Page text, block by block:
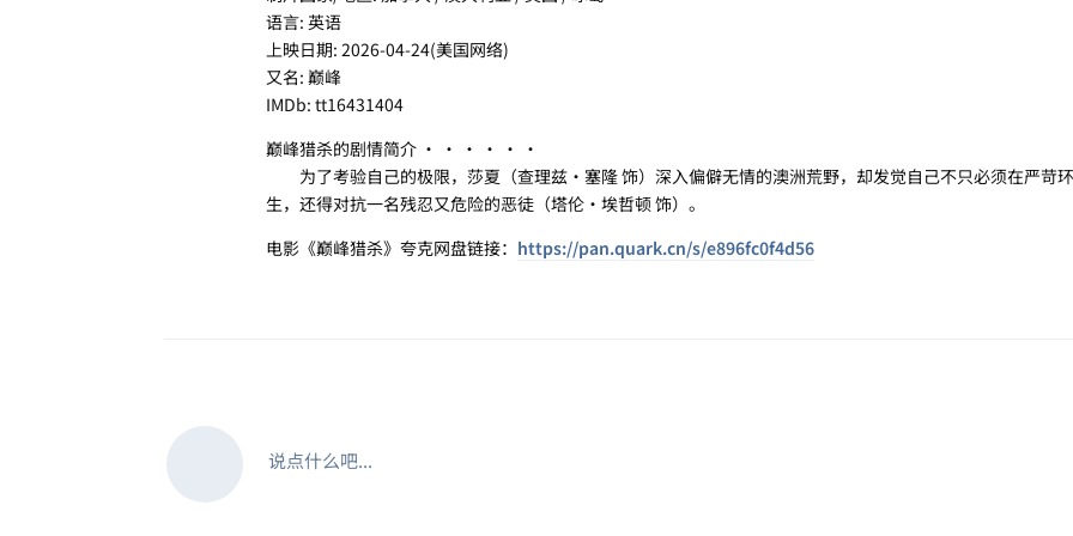
语言: 英语
上映日期: 2026-04-24(美国网络)
又名: 巅峰
IMDb: tt16431404
巅峰猎杀的剧情简介 · · · · · ·
为了考验自己的极限，莎夏（查理兹·塞隆 饰）深入偏僻无情的澳洲荒野，却发觉自己不只必须在严苛
生，还得对抗一名残忍又危险的恶徒（塔伦·埃哲顿 饰）。
电影《巅峰猎杀》夸克网盘链接： https://pan.quark.cn/s/e896fc0f4d56
说点什么吧...